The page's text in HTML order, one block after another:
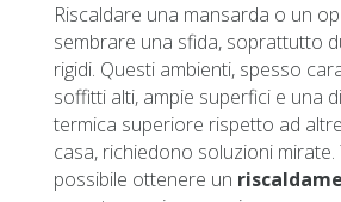
Riscaldare una mansarda o un
sembrare una sfida, soprattutto
rigidi. Questi ambienti, spesso
soffitti alti, ampie superfici e una
termica superiore rispetto ad
casa, richiedono soluzioni mirate.
possibile ottenere un